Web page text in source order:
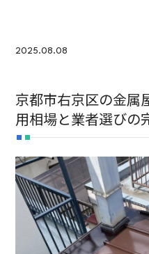
2025.08.08
京都市右京区の金属
用相場と業者選びの